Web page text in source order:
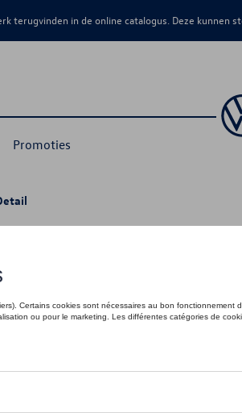
terugvinden in de online catalogus. Deze kunnen
Promoties
Dit product is momenteel niet op